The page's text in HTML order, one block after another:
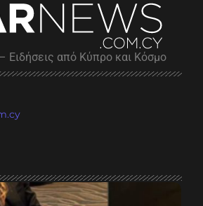
Ειδήσεις από Κύπρο και Κόσμο